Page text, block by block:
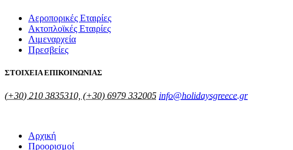
Αεροπορικές Εταιρίες
Ακτοπλοϊκές Εταιρίες
Λιμεναρχεία
Πρεσβείες
ΣΤΟΙΧΕΙΑ ΕΠΙΚΟΙΝΩΝΙΑΣ
(+30) 210 3835310, (+30) 6979 332005 info@holidaysgreece.gr
Αρχική
Προορισμοί